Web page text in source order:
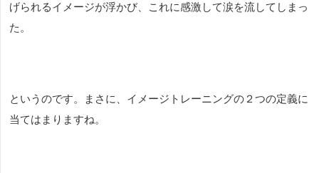
げられるイメージが浮かび、これに感激して涙を流してしまっ
た。
というのです。まさに、イメージトレーニングの２つの定義に
当てはまりますね。